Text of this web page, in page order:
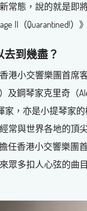
常態，說的就是即
II（Quarantined!）
到幾盡？
港小交響樂團首席
）及鋼琴家克里奇（
家，亦是小提琴家
常與世界各地的頂
擔任香港小交響樂團
眾多扣人心弦的曲